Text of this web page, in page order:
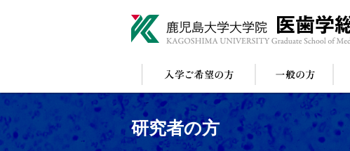
研究者の方